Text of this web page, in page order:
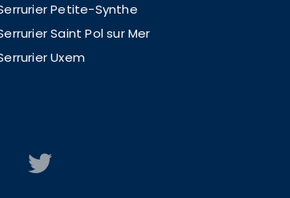
Petite-Synthe
Saint Pol sur Mer
Uxem